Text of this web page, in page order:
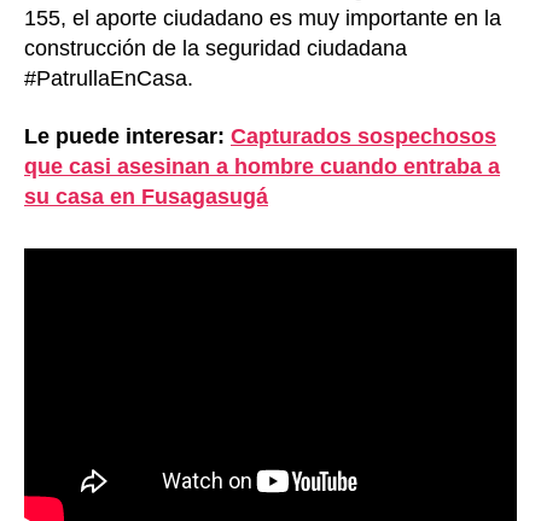
155, el aporte ciudadano es muy importante en la
construcción de la seguridad ciudadana
#PatrullaEnCasa.
Le puede interesar: Capturados sospechosos
que casi asesinan a hombre cuando entraba a
su casa en Fusagasugá